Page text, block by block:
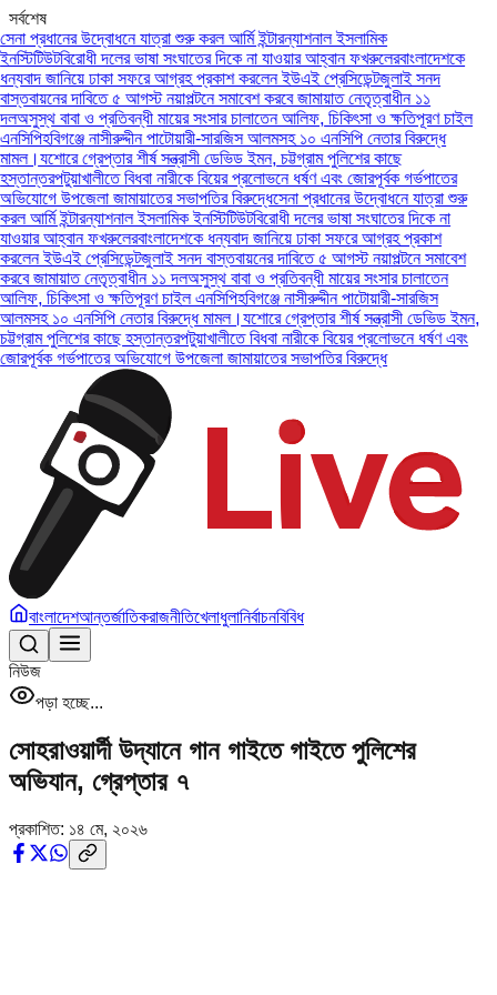
সর্বশেষ
প্রধানের উদ্বোধনে যাত্রা শুরু করল আর্মি ইন্টারন্যাশনাল ইসলামিক
বিরোধী দলের ভাষা সংঘাতের দিকে না যাওয়ার আহ্বান ফখরুলেরবাংলাদেশকে
জানিয়ে ঢাকা সফরে আগ্রহ প্রকাশ করলেন ইউএই প্রেসিডেন্টজুলাই সনদ
দাবিতে ৫ আগস্ট নয়াপল্টনে সমাবেশ করবে জামায়াত নেতৃত্বাধীন ১১
অসুস্থ বাবা ও প্রতিবন্ধী মায়ের সংসার চালাতেন আলিফ, চিকিৎসা ও ক্ষতিপূরণ চাইল
হবিগঞ্জে নাসীরুদ্দীন পাটোয়ারী-সারজিস আলমসহ ১০ এনসিপি নেতার বিরুদ্ধে
যশোরে গ্রেপ্তার শীর্ষ সন্ত্রাসী ডেভিড ইমন, চট্টগ্রাম পুলিশের কাছে
পটুয়াখালীতে বিধবা নারীকে বিয়ের প্রলোভনে ধর্ষণ এবং জোরপূর্বক গর্ভপাতের
উপজেলা জামায়াতের সভাপতির বিরুদ্ধেসেনা প্রধানের উদ্বোধনে যাত্রা শুরু
আর্মি ইন্টারন্যাশনাল ইসলামিক ইনস্টিটিউটবিরোধী দলের ভাষা সংঘাতের দিকে না
আহ্বান ফখরুলেরবাংলাদেশকে ধন্যবাদ জানিয়ে ঢাকা সফরে আগ্রহ প্রকাশ
ইউএই প্রেসিডেন্টজুলাই সনদ বাস্তবায়নের দাবিতে ৫ আগস্ট নয়াপল্টনে সমাবেশ
জামায়াত নেতৃত্বাধীন ১১ দলঅসুস্থ বাবা ও প্রতিবন্ধী মায়ের সংসার চালাতেন
চিকিৎসা ও ক্ষতিপূরণ চাইল এনসিপিহবিগঞ্জে নাসীরুদ্দীন পাটোয়ারী-সারজিস
১০ এনসিপি নেতার বিরুদ্ধে মামল।যশোরে গ্রেপ্তার শীর্ষ সন্ত্রাসী ডেভিড ইমন,
পুলিশের কাছে হস্তান্তরপটুয়াখালীতে বিধবা নারীকে বিয়ের প্রলোভনে ধর্ষণ এবং
গর্ভপাতের অভিযোগে উপজেলা জামায়াতের সভাপতির বিরুদ্ধে
বাংলাদেশআন্তর্জাতিকরাজনীতিখেলাধুলানির্বাচনবিবিধ
নিউজ
পড়া হচ্ছে...
সোহরাওয়ার্দী উদ্যানে গান গাইতে গাইতে পুলিশের
অভিযান, গ্রেপ্তার ৭
প্রকাশিত: ১৪ মে, ২০২৬